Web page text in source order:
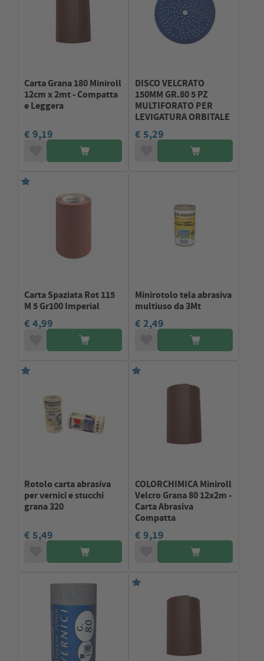
Carta Grana 180 Miniroll
12cm x 2mt - Compatta
e Leggera
€ 9,19
DISCO VELCRATO
150MM GR.80 5 PZ
MULTIFORATO PER
LEVIGATURA ORBITALE
€ 5,29
Carta Spaziata Rot 115
M 5 Gr100 Imperial
€ 4,99
Minirotolo tela abrasiva
multiuso da 3Mt
€ 2,49
Rotolo carta abrasiva
per vernici e stucchi
grana 320
€ 5,49
COLORCHIMICA Miniroll
Velcro Grana 80 12x2m -
Carta Abrasiva
Compatta
€ 9,19